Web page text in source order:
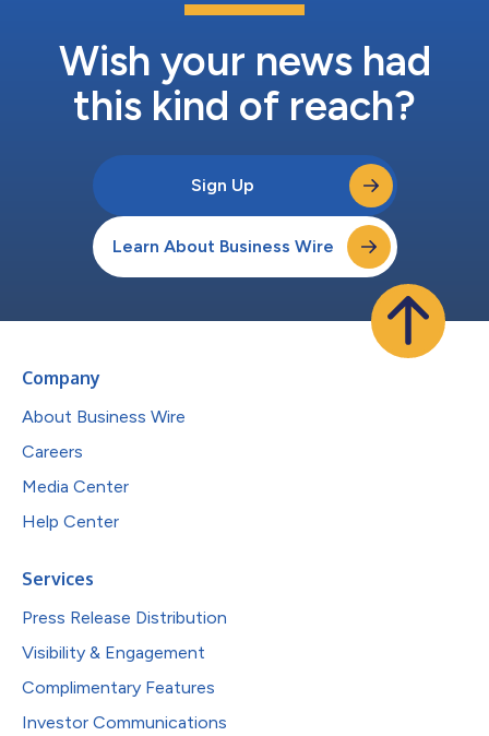
Wish your news had
this kind of reach?
Sign Up
Learn About Business Wire
Company
About Business Wire
Careers
Media Center
Help Center
Services
Press Release Distribution
Visibility & Engagement
Complimentary Features
Investor Communications